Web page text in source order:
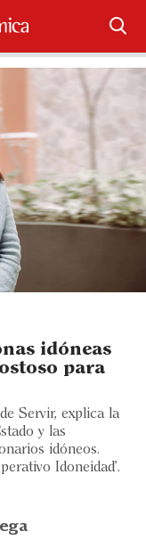
idóneas
para
Servir, explica la
y las
idóneos.
Idoneidad’.